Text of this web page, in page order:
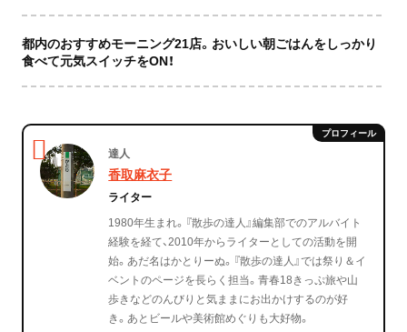
都内のおすすめモーニング21店。おいしい朝ごはんをしっかり
食べて元気スイッチをON！
達人
香取麻衣子
ライター
1980年生まれ。『散歩の達人』編集部でのアルバイト
経験を経て、2010年からライターとしての活動を開
始。あだ名はかとりーぬ。『散歩の達人』では祭り＆イ
ベントのページを長らく担当。青春18きっぷ旅や山
歩きなどのんびりと気ままにお出かけするのが好
き。あとビールや美術館めぐりも大好物。